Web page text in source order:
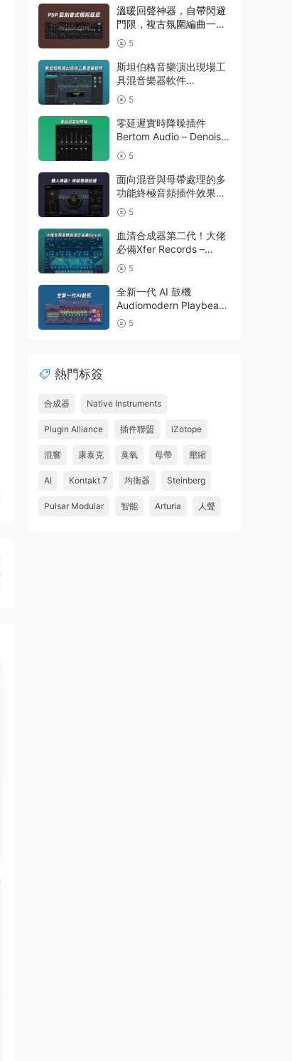
Emulator-R2R WiN(混音
效果全套插件)Waves14
溫暖回聲神器，自帶閃避
門限，複古氛圍編曲一步
到位延遲插件效果器
PSPaudioware – PSP
BBDelay v 1.0.0 R2R
WIN
5
斯坦伯格音樂演出現場工
具混音樂器軟件
Steinberg VST Live Pro
v3.0.50 macOS
5
零延遲實時降噪插件
Bertom Audio – Denoiser
Pro v3.0.11 Rev2 CE V.R
5
面向混音與母帶處理的多
功能終極音頻插件效果器
Nuro Audio – Flexion
v1.0.2-R2R WIN
5
血清合成器第二代！大佬
必備Xfer Records –
Serum 2 v2.1.5 WIN波表
合成器最新版本
5
全新一代 AI 鼓機
Audiomodern Playbeat
v4.2.2-BUBBiX WIN包含
5
熱門标簽
合成器 Native Instruments
Plugin Alliance 插件聯盟 iZotope
混響 康泰克 臭氧 母帶 壓縮
AI Kontakt 7 均衡器 Steinberg
Pulsar Modular 智能 Arturia 人聲